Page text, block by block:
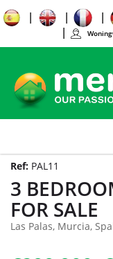
Ref: PAL11
3
FOR SALE
Las Palas, Murcia,